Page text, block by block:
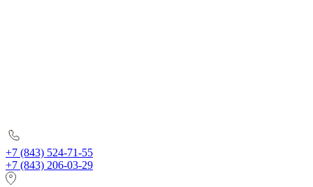
+7 (843) 524-71-55
+7 (843) 206-03-29